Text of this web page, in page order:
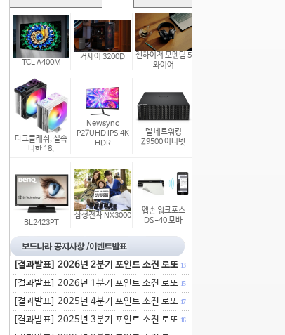
TCL A400M
커세어 3200D
젠하이저 모멘텀 5
와이어
다크플래쉬, 실속
더한 18,
Newsync
P27UHD IPS 4K
HDR
델 네트워킹
Z9500 이더넷
BL2423PT
삼성전자 NX3000
엡손 워크포스
DS-40 모바
[결과발표] 2026년 2분기 포인트 소진 로또 13
[결과발표] 2026년 1분기 포인트 소진 로또 15
[결과발표] 2025년 4분기 포인트 소진 로또 17
[결과발표] 2025년 3분기 포인트 소진 로또 16